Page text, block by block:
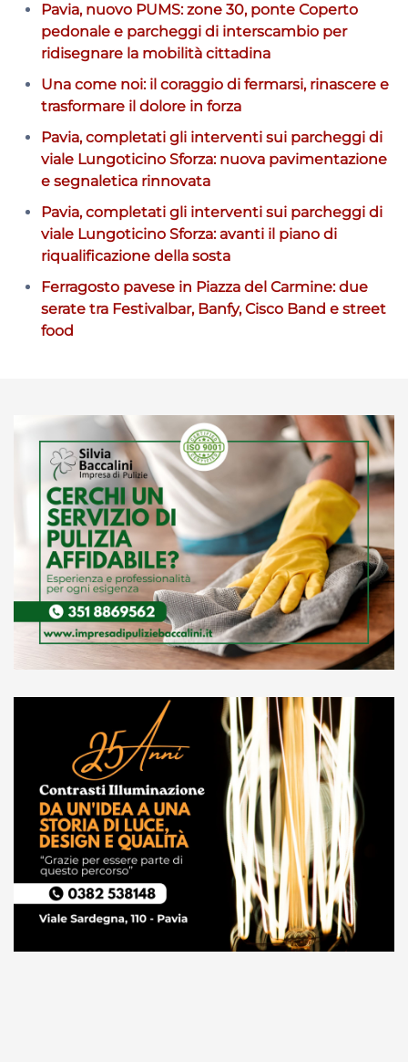
Pavia, nuovo PUMS: zone 30, ponte Coperto
pedonale e parcheggi di interscambio per
ridisegnare la mobilità cittadina
Una come noi: il coraggio di fermarsi, rinascere e
trasformare il dolore in forza
Pavia, completati gli interventi sui parcheggi di
viale Lungoticino Sforza: nuova pavimentazione
e segnaletica rinnovata
Pavia, completati gli interventi sui parcheggi di
viale Lungoticino Sforza: avanti il piano di
riqualificazione della sosta
Ferragosto pavese in Piazza del Carmine: due
serate tra Festivalbar, Banfy, Cisco Band e street
food